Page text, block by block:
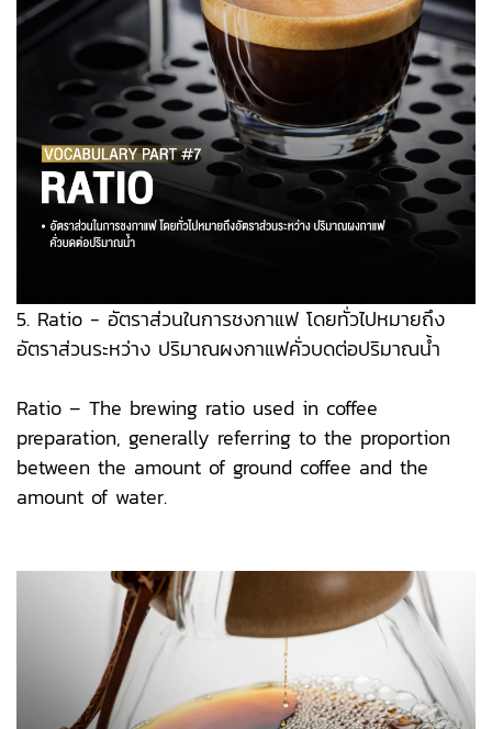
5. Ratio - อัตราส่วนในการชงกาแฟ โดยทั่วไปหมายถึง
อัตราส่วนระหว่าง ปริมาณผงกาแฟคั่วบดต่อปริมาณน้ำ
Ratio – The brewing ratio used in coffee
preparation, generally referring to the proportion
between the amount of ground coffee and the
amount of water.